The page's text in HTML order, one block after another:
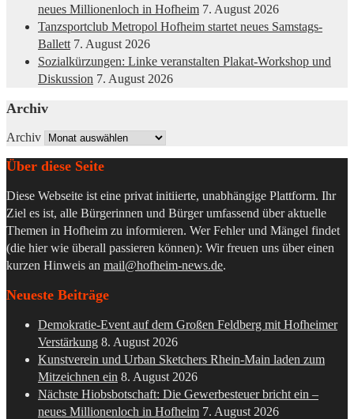
neues Millionenloch in Hofheim 7. August 2026
Tanzsportclub Metropol Hofheim startet neues Samstags-
Ballett 7. August 2026
Sozialkürzungen: Linke veranstalten Plakat-Workshop und
Diskussion 7. August 2026
Archiv
Archiv
Über diese Seite
Diese Webseite ist eine privat initiierte, unabhängige Plattform. Ihr
Ziel es ist, alle Bürgerinnen und Bürger umfassend über aktuelle
Themen in Hofheim zu informieren. Wer Fehler und Mängel findet
(die hier wie überall passieren können): Wir freuen uns über einen
kurzen Hinweis an mail@hofheim-news.de.
Neueste Beiträge
Demokratie-Event auf dem Großen Feldberg mit Hofheimer
Verstärkung 8. August 2026
Kunstverein und Urban Sketchers Rhein-Main laden zum
Mitzeichnen ein 8. August 2026
Nächste Hiobsbotschaft: Die Gewerbesteuer bricht ein –
neues Millionenloch in Hofheim 7. August 2026